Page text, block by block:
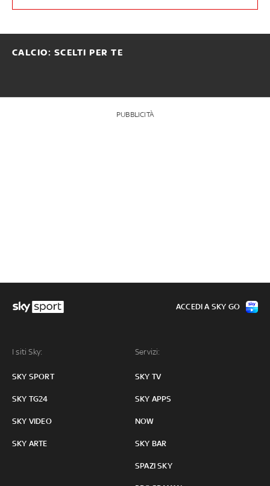
CALCIO: SCELTI PER TE
PUBBLICITÀ
I siti Sky:
SKY SPORT
SKY TG24
SKY VIDEO
SKY ARTE
Servizi:
SKY TV
SKY APPS
NOW
SKY BAR
SPAZI SKY
ACCEDI A SKY GO